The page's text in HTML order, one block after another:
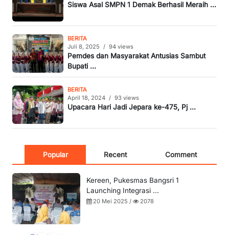
Siswa Asal SMPN 1 Demak Berhasil Meraih ...
BERITA
Juli 8, 2025 / 94 views
Pemdes dan Masyarakat Antusias Sambut
Bupati ...
BERITA
April 18, 2024 / 93 views
Upacara Hari Jadi Jepara ke-475, Pj ...
Popular Recent Comment
Kereen, Pukesmas Bangsri 1
Launching Integrasi ...
20 Mei 2025 / 2078